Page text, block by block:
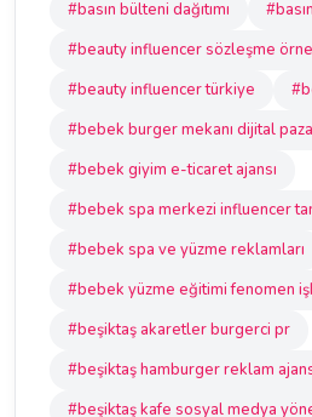
#basın bülteni dağıtımı
#beauty influencer sözleşme
#beauty influencer türkiye
#bebek burger mekanı dijital
#bebek giyim e-ticaret ajansı
#bebek spa merkezi influencer
#bebek spa ve yüzme reklamları
#bebek yüzme eğitimi fenomen
#beşiktaş akaretler burgerci pr
#beşiktaş hamburger reklam
#beşiktaş kafe sosyal medya